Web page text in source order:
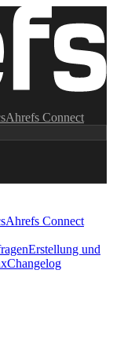
Ahrefs Connect
Ahrefs Connect
Erstellung und
Changelog